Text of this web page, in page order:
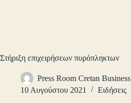
Στήριξη επιχειρήσεων πυρόπληκτων
Press Room Cretan Business
10 Αυγούστου 2021
Ειδήσεις